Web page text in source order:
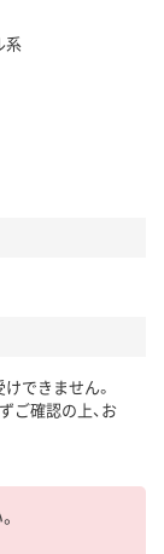
系
できません。
ずご確認の上、お